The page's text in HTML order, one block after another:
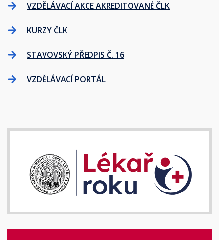
VZDĚLÁVACÍ AKCE AKREDITOVANÉ ČLK
KURZY ČLK
STAVOVSKÝ PŘEDPIS Č. 16
VZDĚLÁVACÍ PORTÁL